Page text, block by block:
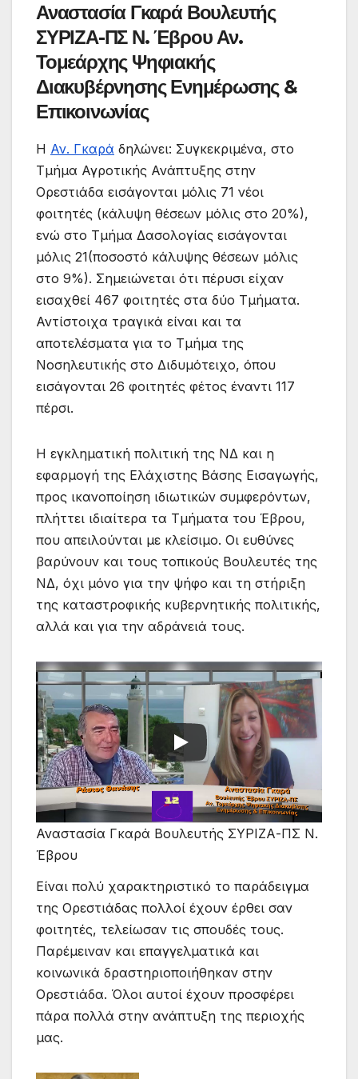
Αναστασία Γκαρά Βουλευτής
ΣΥΡΙΖΑ-ΠΣ Ν. Έβρου Αν.
Τομεάρχης Ψηφιακής
Διακυβέρνησης Ενημέρωσης &
Επικοινωνίας
Η Αν. Γκαρά δηλώνει: Συγκεκριμένα, στο
Τμήμα Αγροτικής Ανάπτυξης στην
Ορεστιάδα εισάγονται μόλις 71 νέοι
φοιτητές (κάλυψη θέσεων μόλις στο 20%),
ενώ στο Τμήμα Δασολογίας εισάγονται
μόλις 21(ποσοστό κάλυψης θέσεων μόλις
στο 9%). Σημειώνεται ότι πέρυσι είχαν
εισαχθεί 467 φοιτητές στα δύο Τμήματα.
Αντίστοιχα τραγικά είναι και τα
αποτελέσματα για το Τμήμα της
Νοσηλευτικής στο Διδυμότειχο, όπου
εισάγονται 26 φοιτητές φέτος έναντι 117
πέρσι.
Η εγκληματική πολιτική της ΝΔ και η
εφαρμογή της Ελάχιστης Βάσης Εισαγωγής,
προς ικανοποίηση ιδιωτικών συμφερόντων,
πλήττει ιδιαίτερα τα Τμήματα του Έβρου,
που απειλούνται με κλείσιμο. Οι ευθύνες
βαρύνουν και τους τοπικούς Βουλευτές της
ΝΔ, όχι μόνο για την ψήφο και τη στήριξη
της καταστροφικής κυβερνητικής πολιτικής,
αλλά και για την αδράνειά τους.
Αναστασία Γκαρά Βουλευτής ΣΥΡΙΖΑ-ΠΣ Ν.
Έβρου
Είναι πολύ χαρακτηριστικό το παράδειγμα
της Ορεστιάδας πολλοί έχουν έρθει σαν
φοιτητές, τελείωσαν τις σπουδές τους.
Παρέμειναν και επαγγελματικά και
κοινωνικά δραστηριοποιήθηκαν στην
Ορεστιάδα. Όλοι αυτοί έχουν προσφέρει
πάρα πολλά στην ανάπτυξη της περιοχής
μας.